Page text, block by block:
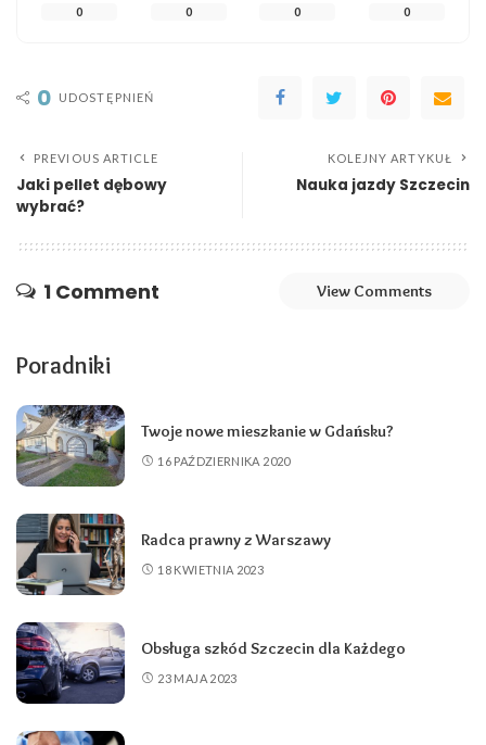
0 0 0 0
0 UDOSTĘPNIEŃ
PREVIOUS ARTICLE
Jaki pellet dębowy
wybrać?
KOLEJNY ARTYKUŁ
Nauka jazdy Szczecin
1 Comment View Comments
Poradniki
Twoje nowe mieszkanie w Gdańsku?
16 PAŹDZIERNIKA 2020
Radca prawny z Warszawy
18 KWIETNIA 2023
Obsługa szkód Szczecin dla Każdego
23 MAJA 2023